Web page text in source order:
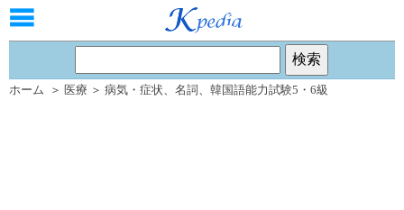
ホーム ＞ 医療 ＞ 病気・症状、 名詞 、 韓国語能力試験5・6級